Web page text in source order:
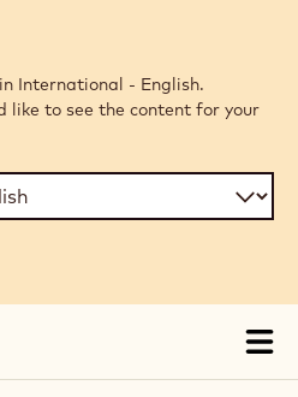
International - English.
like to see the content for your